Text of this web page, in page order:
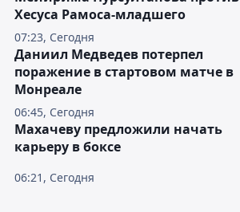
07:23, Сегодня
Хесуса Рамоса-младшего
06:45, Сегодня
Даниил Медведев потерпел
поражение в стартовом матче в
Монреале
06:21, Сегодня
Махачеву предложили начать
карьеру в боксе